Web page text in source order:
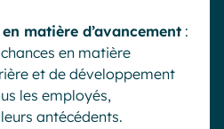
matière d’avancement :
en matière
et de développement
les employés,
antécédents.